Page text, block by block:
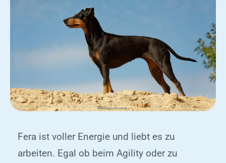
Fera ist voller Energie und liebt es zu
arbeiten. Egal ob beim Agility oder zu